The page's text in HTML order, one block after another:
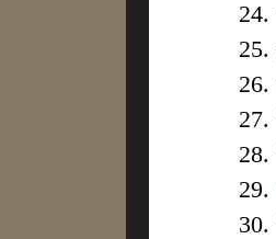
24.
25.
26.
27.
28.
29.
30.